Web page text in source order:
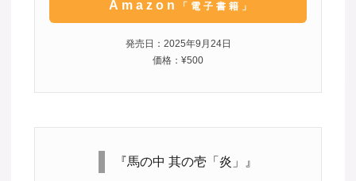
Amazon 「電子書籍」
発売日：2025年9月24日
価格：¥500
『馬の中 其の壱「炎」』